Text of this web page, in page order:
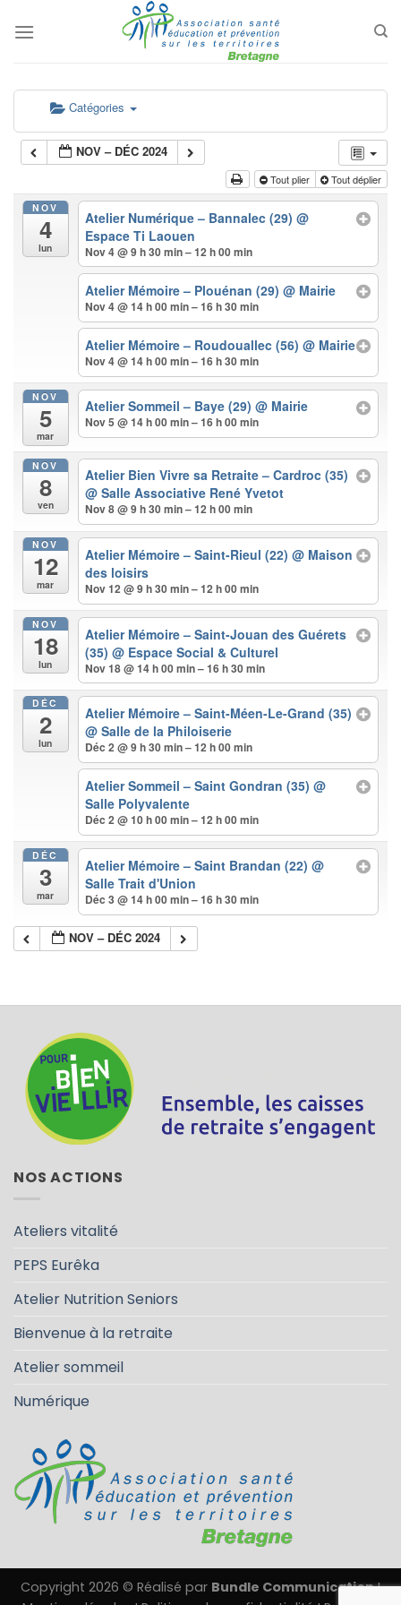
au
Catégories
NOV – DÉC 2024
Tout plier Tout déplier
NOV
4
lun
Atelier Numérique – Bannalec (29)@
Espace Ti Laouen
Nov 4 @ 9 h 30 min – 12 h 00 min
Atelier Mémoire – Plouénan (29)@ Mairie
Nov 4 @ 14 h 00 min – 16 h 30 min
Atelier Mémoire – Roudouallec (56)@ Mairie
Nov 4 @ 14 h 00 min – 16 h 30 min
NOV
5
mar
Atelier Sommeil – Baye (29)@ Mairie
Nov 5 @ 14 h 00 min – 16 h 00 min
NOV
8
ven
Atelier Bien Vivre sa Retraite – Cardroc (35)
@ Salle Associative René Yvetot
Nov 8 @ 9 h 30 min – 12 h 00 min
NOV
12
mar
Atelier Mémoire – Saint-Rieul (22)@ Maison
des loisirs
Nov 12 @ 9 h 30 min – 12 h 00 min
NOV
18
lun
Atelier Mémoire – Saint-Jouan des Guérets
(35)@ Espace Social & Culturel
Nov 18 @ 14 h 00 min – 16 h 30 min
DÉC
2
lun
Atelier Mémoire – Saint-Méen-Le-Grand (35)
@ Salle de la Philoiserie
Déc 2 @ 9 h 30 min – 12 h 00 min
Atelier Sommeil – Saint Gondran (35)@
Salle Polyvalente
Déc 2 @ 10 h 00 min – 12 h 00 min
DÉC
3
mar
Atelier Mémoire – Saint Brandan (22)@
Salle Trait d'Union
Déc 3 @ 14 h 00 min – 16 h 30 min
NOV – DÉC 2024
NOS ACTIONS
Ateliers vitalité
PEPS Eurêka
Atelier Nutrition Seniors
Bienvenue à la retraite
Atelier sommeil
Numérique
Copyright 2026 © Réalisé par Bundle CommunicationI